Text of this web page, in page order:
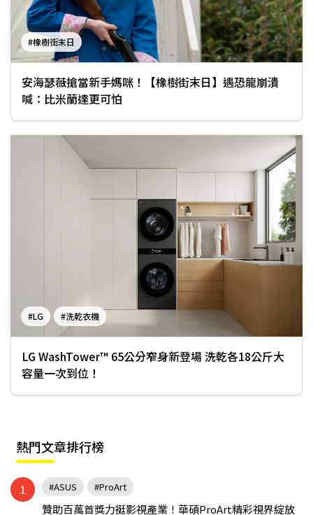
#橡樹街末日
安海瑟薇搶當新手媽咪！【橡樹街末日】遇恐龍崩潰
喊：比米蘭達更可怕
#LG #洗乾衣機
LG WashTower™ 65公分窄身新登場 洗乾各18公斤大
容量一次到位！
熱門文章排行榜
1 #ASUS #ProArt
贊助百萬首獎力挺影視產業！華碩ProArt精彩視界綻放